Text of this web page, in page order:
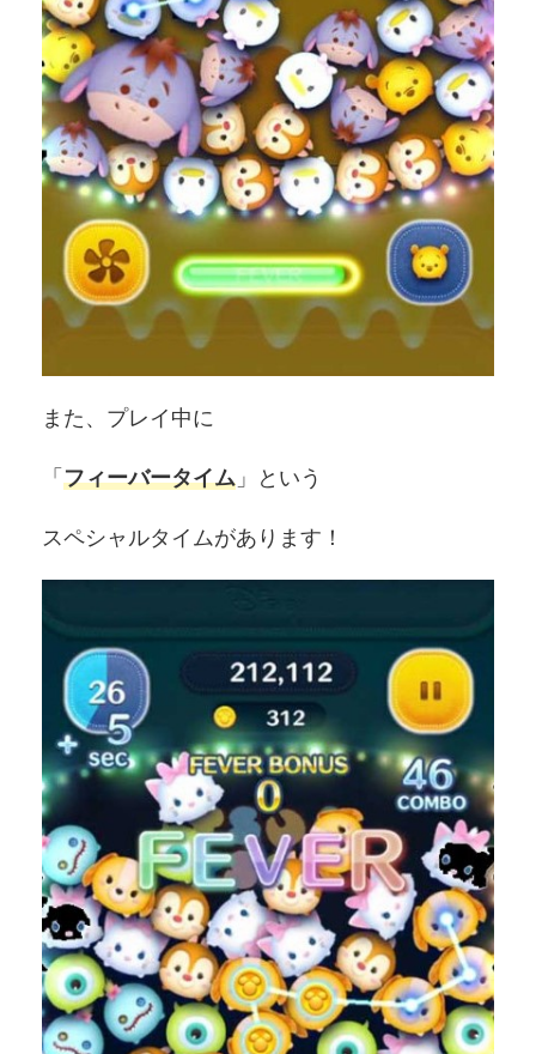
また、プレイ中に
「 フィーバータイム 」という
スペシャルタイムがあります！